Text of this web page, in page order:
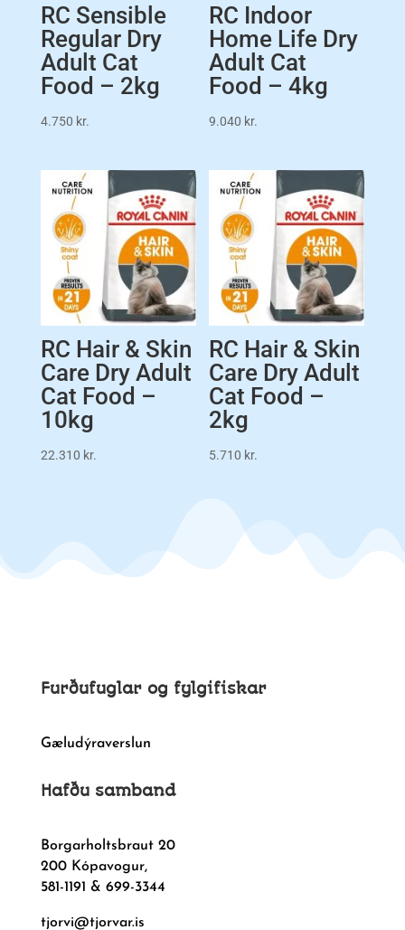
RC Sensible
Regular Dry
Adult Cat
Food – 2kg
4.750 kr.
RC Indoor
Home Life Dry
Adult Cat
Food – 4kg
9.040 kr.
RC Hair & Skin
Care Dry Adult
Cat Food –
10kg
22.310 kr.
RC Hair & Skin
Care Dry Adult
Cat Food –
2kg
5.710 kr.
Furðufuglar og fylgifiskar
Gæludýraverslun
Hafðu samband
Borgarholtsbraut 20
200 Kópavogur,
581-1191 & 699-3344
tjorvi@tjorvar.is